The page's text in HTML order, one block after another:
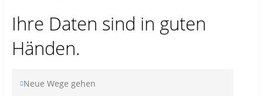
Ihre Daten sind in guten
Händen.
Neue Wege gehen